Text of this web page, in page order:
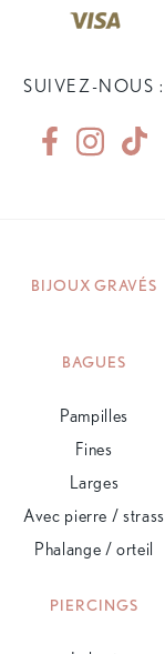
SUIVEZ-NOUS :
BIJOUX GRAVÉS
BAGUES
Pampilles
Fines
Larges
Avec pierre / strass
Phalange / orteil
PIERCINGS